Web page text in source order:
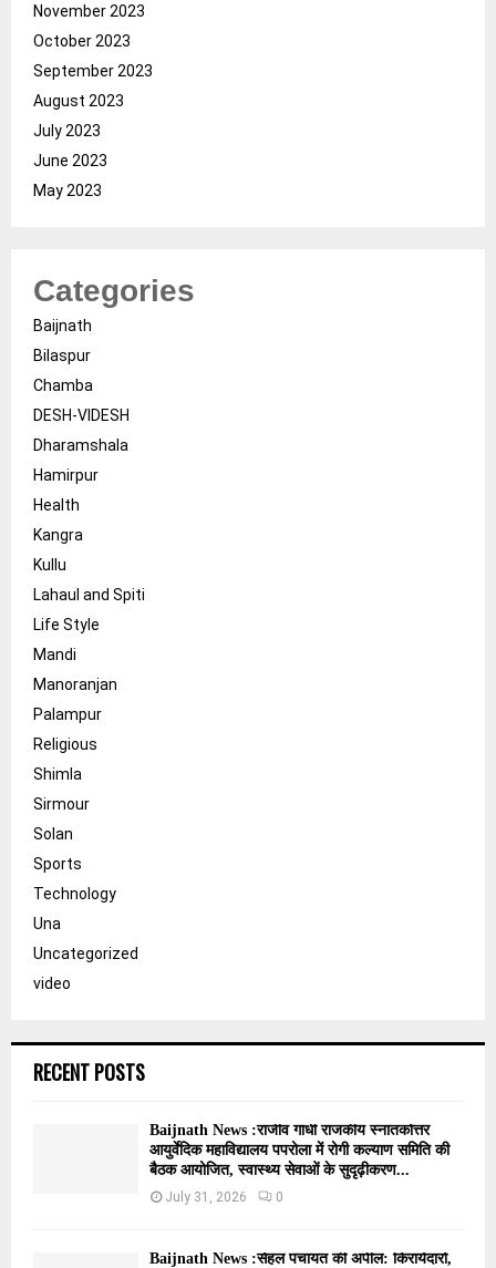
November 2023
October 2023
September 2023
August 2023
July 2023
June 2023
May 2023
Categories
Baijnath
Bilaspur
Chamba
DESH-VIDESH
Dharamshala
Hamirpur
Health
Kangra
Kullu
Lahaul and Spiti
Life Style
Mandi
Manoranjan
Palampur
Religious
Shimla
Sirmour
Solan
Sports
Technology
Una
Uncategorized
video
RECENT POSTS
Baijnath News :राजीव गांधी राजकीय स्नातकोत्तर
आयुर्वेदिक महाविद्यालय पपरोला में रोगी कल्याण समिति की
बैठक आयोजित, स्वास्थ्य सेवाओं के सुदृढ़ीकरण...
July 31, 2026 0
Baijnath News :सेहल पंचायत की अपील: किरायेदारों,